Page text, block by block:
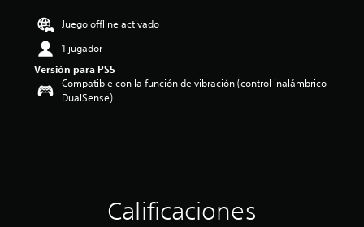
s
Juego offline activado
1 jugador
Versión para PS5
Compatible con la función de vibración (control inalámbrico
DualSense)
Calificaciones